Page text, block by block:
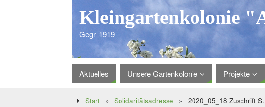
Kleingartenkolonie
Gegr. 1919
Aktuelles Unsere Gartenkolonie Projekte
Start » Solidaritätsadresse » 2020_05_18 Zuschrift